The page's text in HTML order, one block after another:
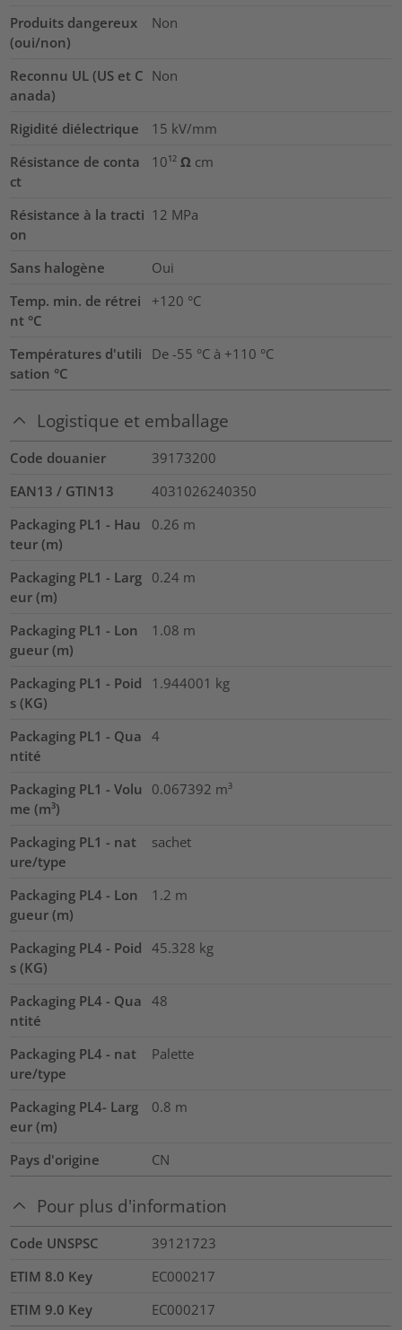
Produits dangereux
(oui/non)
Non
Reconnu UL (US et C
anada)
Non
Rigidité diélectrique 15 kV/mm
Résistance de conta
ct
10¹² Ω cm
Résistance à la tracti
on
12 MPa
Sans halogène
Oui
Temp. min. de rétrei
nt °C
+120 °C
Températures d'utili
sation °C
De -55 °C à +110 °C
Logistique et emballage
Code douanier
39173200
EAN13 / GTIN13
4031026240350
Packaging PL1 - Hau
teur (m)
0.26 m
Packaging PL1 - Larg
eur (m)
0.24 m
Packaging PL1 - Lon
gueur (m)
1.08 m
Packaging PL1 - Poid
s (KG)
1.944001 kg
Packaging PL1 - Qua
ntité
4
Packaging PL1 - Volu
me (m³)
0.067392 m³
Packaging PL1 - nat
ure/type
sachet
Packaging PL4 - Lon
gueur (m)
1.2 m
Packaging PL4 - Poid
s (KG)
45.328 kg
Packaging PL4 - Qua
ntité
48
Packaging PL4 - nat
ure/type
Palette
Packaging PL4- Larg
eur (m)
0.8 m
Pays d'origine CN
Pour plus d'information
Code UNSPSC
39121723
ETIM 8.0 Key
EC000217
ETIM 9.0 Key
EC000217